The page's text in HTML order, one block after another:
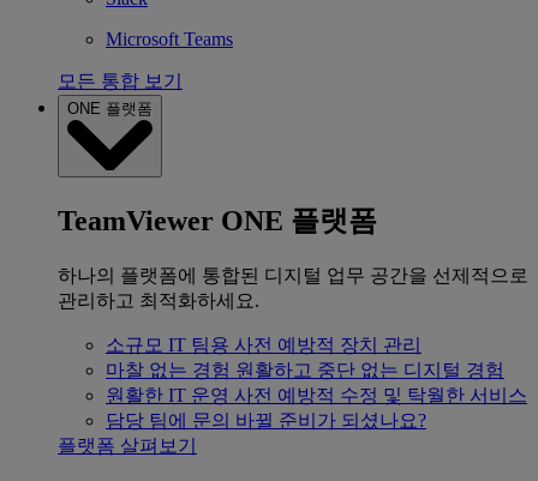
Microsoft Teams
모든 통합 보기
ONE 플랫폼
TeamViewer ONE 플랫폼
하나의 플랫폼에 통합된 디지털 업무 공간을 선제적으로
관리하고 최적화하세요.
소규모 IT 팀용 사전 예방적 장치 관리
마찰 없는 경험 원활하고 중단 없는 디지털 경험
원활한 IT 운영 사전 예방적 수정 및 탁월한 서비스
담당 팀에 문의 바뀔 준비가 되셨나요?
플랫폼 살펴보기